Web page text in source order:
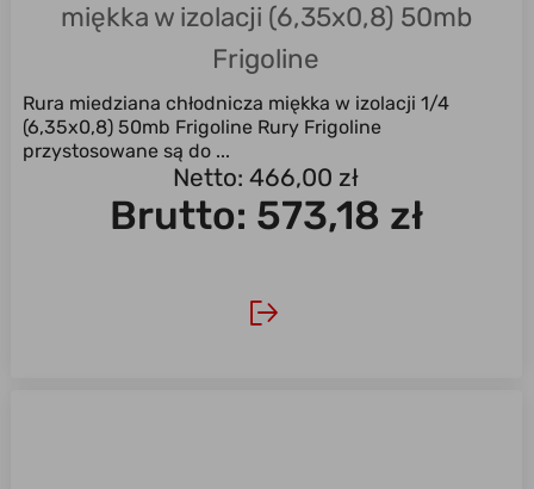
miękka w izolacji (6,35x0,8) 50mb
Frigoline
Rura miedziana chłodnicza miękka w izolacji 1/4
(6,35x0,8) 50mb Frigoline Rury Frigoline
przystosowane są do ...
Netto: 466,00 zł
Brutto: 573,18 zł